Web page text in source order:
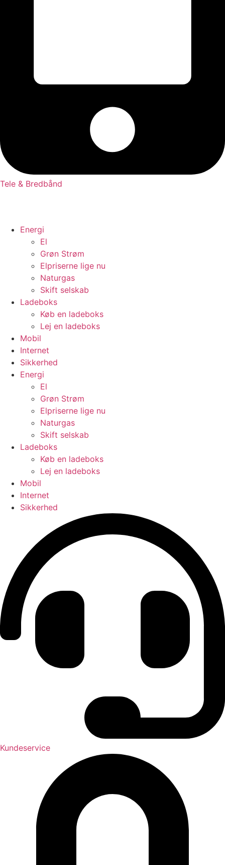
Tele & Bredbånd
Energi
El
Grøn Strøm
Elpriserne lige nu
Naturgas
Skift selskab
Ladeboks
Køb en ladeboks
Lej en ladeboks
Mobil
Internet
Sikkerhed
Energi
El
Grøn Strøm
Elpriserne lige nu
Naturgas
Skift selskab
Ladeboks
Køb en ladeboks
Lej en ladeboks
Mobil
Internet
Sikkerhed
Kundeservice